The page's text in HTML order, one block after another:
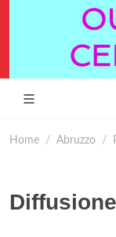
Home Abruzzo